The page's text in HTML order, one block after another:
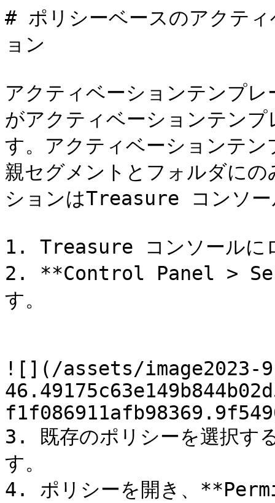
# ポリシーベースのアクテ
ョン
アクティベーションテンプ
がアクティベーションテン
す。アクティベーションテ
親セグメントとフォルダに
ションはTreasure コンソー
1. Treasure コンソールに
2. **Control Panel >
す。
![](/assets/image2023-
3. 既存のポリシーを選択す
す。
4. ポリシーを開き、